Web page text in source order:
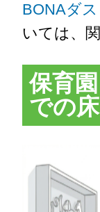
BONAダ
いては、
保育
での